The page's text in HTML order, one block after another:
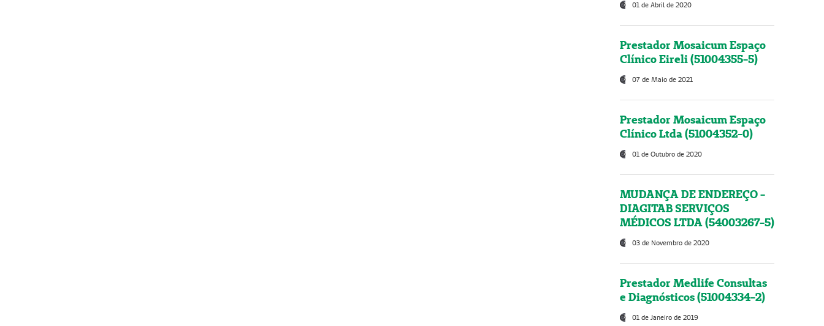
01 de Abril de 2020
Prestador Mosaicum Espaço
Clínico Eireli (51004355-5)
07 de Maio de 2021
Prestador Mosaicum Espaço
Clínico Ltda (51004352-0)
01 de Outubro de 2020
MUDANÇA DE ENDEREÇO -
DIAGITAB SERVIÇOS
MÉDICOS LTDA (54003267-5)
03 de Novembro de 2020
Prestador Medlife Consultas
e Diagnósticos (51004334-2)
01 de Janeiro de 2019